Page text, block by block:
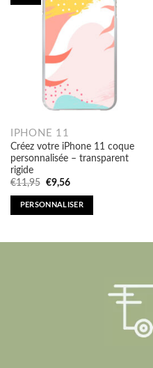
IPHONE 11
Créez votre iPhone 11 coque
personnalisée – transparent
rigide
€11,95 Original
was:
€11,95.
€9,56Current
is:
€9,56.
PERSONNALISER